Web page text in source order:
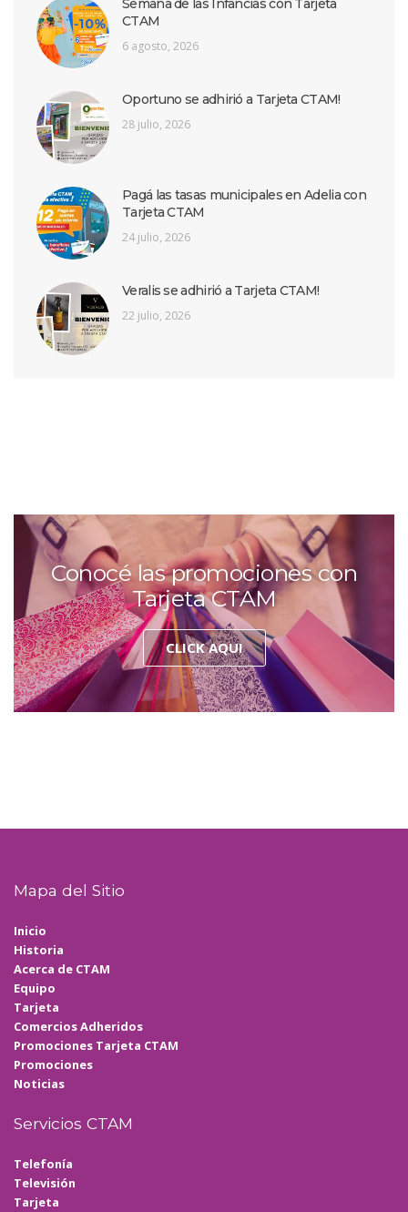
Semana de las Infancias con Tarjeta
CTAM
6 agosto, 2026
Oportuno se adhirió a Tarjeta CTAM!
28 julio, 2026
Pagá las tasas municipales en Adelia con
Tarjeta CTAM
24 julio, 2026
Veralis se adhirió a Tarjeta CTAM!
22 julio, 2026
Conocé las promociones con
Tarjeta CTAM
CLICK AQUI
Mapa del Sitio
Inicio
Historia
Acerca de CTAM
Equipo
Tarjeta
Comercios Adheridos
Promociones Tarjeta CTAM
Promociones
Noticias
Servicios CTAM
Telefonía
Televisión
Tarjeta